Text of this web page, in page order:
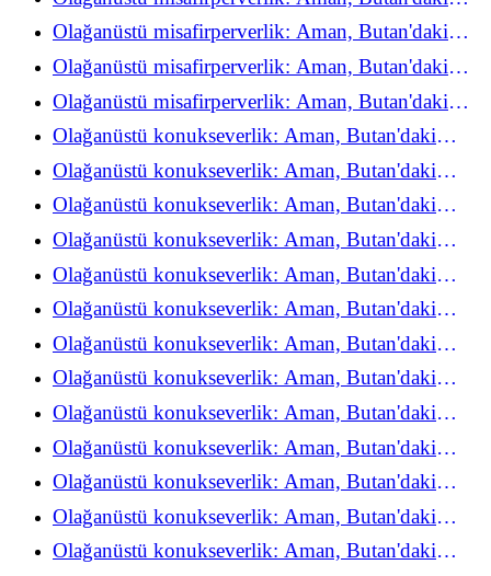
refah deneyimini yeniden keşfediyor
Olağanüstü misafirperverlik: Aman, Butan'daki
refah deneyimini yeniden keşfediyor
Olağanüstü misafirperverlik: Aman, Butan'daki
refah deneyimini yeniden keşfediyor
Olağanüstü misafirperverlik: Aman, Butan'daki
refah deneyimini yeniden keşfediyor
Olağanüstü konukseverlik: Aman, Butan'daki
refah deneyimini yeniden keşfediyor
Olağanüstü konukseverlik: Aman, Butan'daki
refah deneyimini yeniden keşfediyor
Olağanüstü konukseverlik: Aman, Butan'daki
refah deneyimini yeniden keşfediyor
Olağanüstü konukseverlik: Aman, Butan'daki
refah deneyimini yeniden keşfediyor
Olağanüstü konukseverlik: Aman, Butan'daki
refah deneyimini yeniden keşfediyor
Olağanüstü konukseverlik: Aman, Butan'daki
refah deneyimini yeniden keşfediyor
Olağanüstü konukseverlik: Aman, Butan'daki
refah deneyimini yeniden keşfediyor
Olağanüstü konukseverlik: Aman, Butan'daki
refah deneyimini yeniden keşfediyor
Olağanüstü konukseverlik: Aman, Butan'daki
refah deneyimini yeniden keşfediyor
Olağanüstü konukseverlik: Aman, Butan'daki
refah deneyimini yeniden keşfediyor
Olağanüstü konukseverlik: Aman, Butan'daki
refah deneyimini yeniden keşfediyor
Olağanüstü konukseverlik: Aman, Butan'daki
refah deneyimini yeniden keşfediyor
Olağanüstü konukseverlik: Aman, Butan'daki